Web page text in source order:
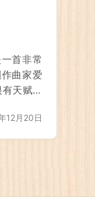
一咏三
排比等
描绘和
子对祖
主义情
1980年
首非常
曲家爱
天赋的
长的。
耿耿地
努力，
12月20日